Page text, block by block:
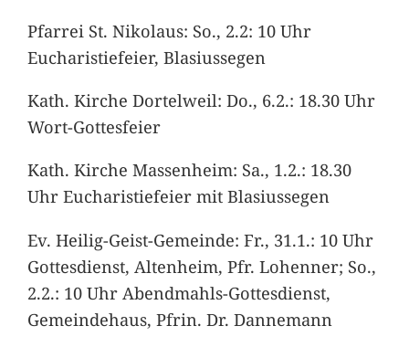
Pfarrei St. Nikolaus: So., 2.2: 10 Uhr
Eucharistiefeier, Blasiussegen
Kath. Kirche Dortelweil: Do., 6.2.: 18.30 Uhr
Wort-Gottesfeier
Kath. Kirche Massenheim: Sa., 1.2.: 18.30
Uhr Eucharistiefeier mit Blasiussegen
Ev. Heilig-Geist-Gemeinde: Fr., 31.1.: 10 Uhr
Gottesdienst, Altenheim, Pfr. Lohenner; So.,
2.2.: 10 Uhr Abendmahls-Gottesdienst,
Gemeindehaus, Pfrin. Dr. Dannemann